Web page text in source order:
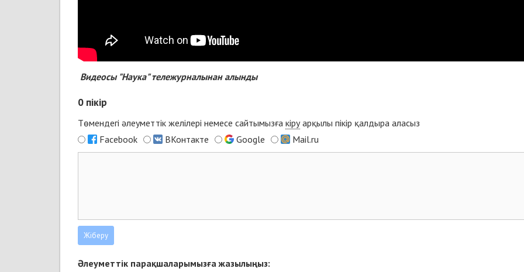
Видеосы "Наука" тележурналынан алынды
0 пікір
Төмендегі әлеуметтік желілері немесе сайтымызға кіруарқылы пікір қалдыра аласыз
Facebook
ВКонтакте Google Mail.ru
Әлеуметтік парақшаларымызға жазылыңыз: